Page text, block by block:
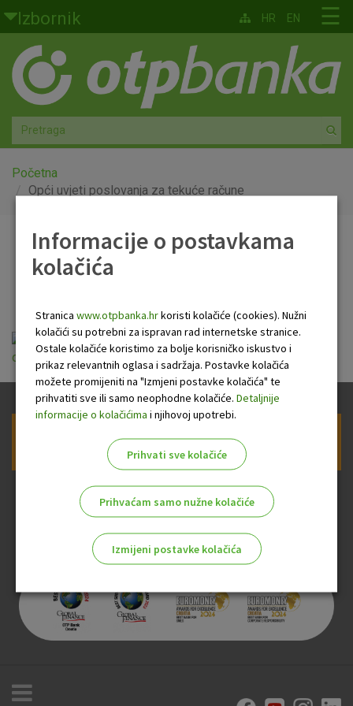
Skoči na glavni sadržaj
Izbornik
Građani
Privatno bankarstvo
Agro
Mala poduzeća i obrtnici
Globalna tržišta
O nama
☰
HR EN
Početna
Opći uvjeti poslovanja za tekuće račune
Opći uvjeti poslovanja za
tekuće račune
ou_za_tekuci_racun_vrijedeci_od_13.04.2018.pdf
Prijava na newsletter OTP banke
Informacije o postavkama
kolačića
Stranica www.otpbanka.hrkoristi kolačiće (cookies). Nužni
kolačići su potrebni za ispravan rad internetske stranice.
Ostale kolačiće koristimo za bolje korisničko iskustvo i
prikaz relevantnih oglasa i sadržaja. Postavke kolačića
možete promijeniti na "Izmjeni postavke kolačića" te
prihvatiti sve ili samo neophodne kolačiće. Detaljnije
informacije o kolačićima i njihovoj upotrebi.
Prihvati sve kolačiće
Prihvaćam samo nužne kolačiće
Izmijeni postavke kolačića